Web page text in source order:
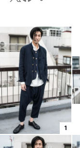
1